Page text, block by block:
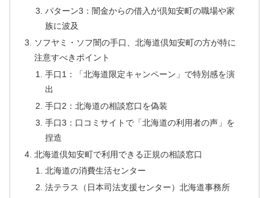
パターン3：闇金からの借入が倶知安町の職場や家
族に波及
ソフヤミ・ソフ闇の手口、北海道倶知安町の方が特に
注意すべきポイント
手口1：「北海道限定キャンペーン」で特別感を演
出
手口2：北海道の相談窓口を偽装
手口3：口コミサイトで「北海道の利用者の声」を
捏造
北海道倶知安町で利用できる正規の相談窓口
北海道の消費生活センター
法テラス（日本司法支援センター）北海道事務所